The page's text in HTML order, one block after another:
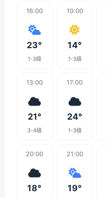
16:00
23°
1-3级
10:00
14°
1-3级
13:00
21°
3-4级
17:00
24°
1-3级
20:00
18°
21:00
19°